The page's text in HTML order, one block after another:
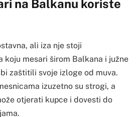
na Balkanu koriste
ali iza nje stoji
koju mesari širom Balkana i južne
zaštitili svoje izloge od muva.
izuzetno su strogi, a
otjerati kupce i dovesti do